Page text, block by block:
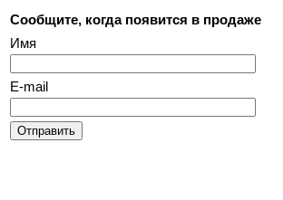
Сообщите, когда появится в продаже
Имя
E-mail